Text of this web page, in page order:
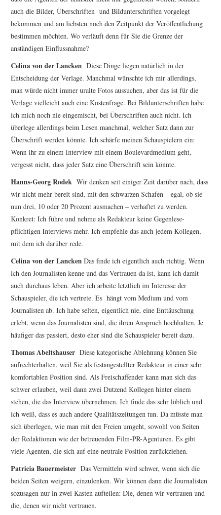
auch die Bilder, Überschriften und Bildunterschriften vorgelegt
bekommen und am liebsten noch den Zeitpunkt der Veröffentlichung
bestimmen möchten. Wo verläuft denn für Sie die Grenze der
anständigen Einflussnahme?
Celina von der Lancken Diese Dinge liegen natürlich in der
Entscheidung der Verlage. Manchmal wünschte ich mir allerdings,
man würde nicht immer uralte Fotos aussuchen, aber das ist für die
Verlage vielleicht auch eine Kostenfrage. Bei Bildunterschriften habe
ich mich noch nie eingemischt, bei Überschriften auch nicht. Ich
überlege allerdings beim Lesen manchmal, welcher Satz dann zur
Überschrift werden könnte. Ich schärfe meinen Schauspielern ein:
Wenn ihr zu einem Interview mit einem Boulevardmedium geht,
vergesst nicht, dass jeder Satz eine Überschrift sein könnte.
Hanns-Georg Rodek Wir denken seit einiger Zeit darüber nach, dass
wir nicht mehr bereit sind, mit den schwarzen Schafen – egal, ob sie
nun drei, 10 oder 20 Prozent ausmachen – verhaftet zu werden.
Konkret: Ich führe und nehme als Redakteur keine Gegenlese-
pflichtigen Interviews mehr. Ich empfehle das auch jedem Kollegen,
mit dem ich darüber rede.
Celina von der Lancken Das finde ich eigentlich auch richtig. Wenn
ich den Journalisten kenne und das Vertrauen da ist, kann ich damit
auch durchaus leben. Aber ich arbeite letztlich im Interesse der
Schauspieler, die ich vertrete. Es hängt vom Medium und vom
Journalisten ab. Ich habe selten, eigentlich nie, eine Enttäuschung
erlebt, wenn das Journalisten sind, die ihren Anspruch hochhalten. Je
häufiger das passiert, desto eher sind die Schauspieler bereit dazu.
Thomas Abeltshauser Diese kategorische Ablehnung können Sie
aufrechterhalten, weil Sie als festangestellter Redakteur in einer sehr
komfortablen Position sind. Als Freischaffender kann man sich das
schwer erlauben, weil dann zwei Dutzend Kollegen hinter einem
stehen, die das Interview übernehmen. Ich finde das sehr löblich und
ich weiß, dass es auch andere Qualitätszeitungen tun. Da müsste man
sich überlegen, wie man mit den Freien umgeht, sowohl von Seiten
der Redaktionen wie der betreuenden Film-PR-Agenturen. Es gibt
viele Agenten, die sich auf eine neutrale Position zurückziehen.
Patricia Bauermeister Das Vermitteln wird schwer, wenn sich die
beiden Seiten weigern, einzulenken. Wir können dann die Journalisten
sozusagen nur in zwei Kasten aufteilen: Die, denen wir vertrauen und
die, denen wir nicht vertrauen.